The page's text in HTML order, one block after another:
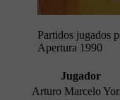
Partidos jugados
Apertura 1990
Jugador
Arturo Marcelo